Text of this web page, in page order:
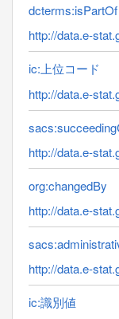
dcterms:isPartOf
http://data.e-
ic:上位コード
http://data.e-
http://data.e-
org:changedBy
http://data.e-
http://data.e-
ic:識別値